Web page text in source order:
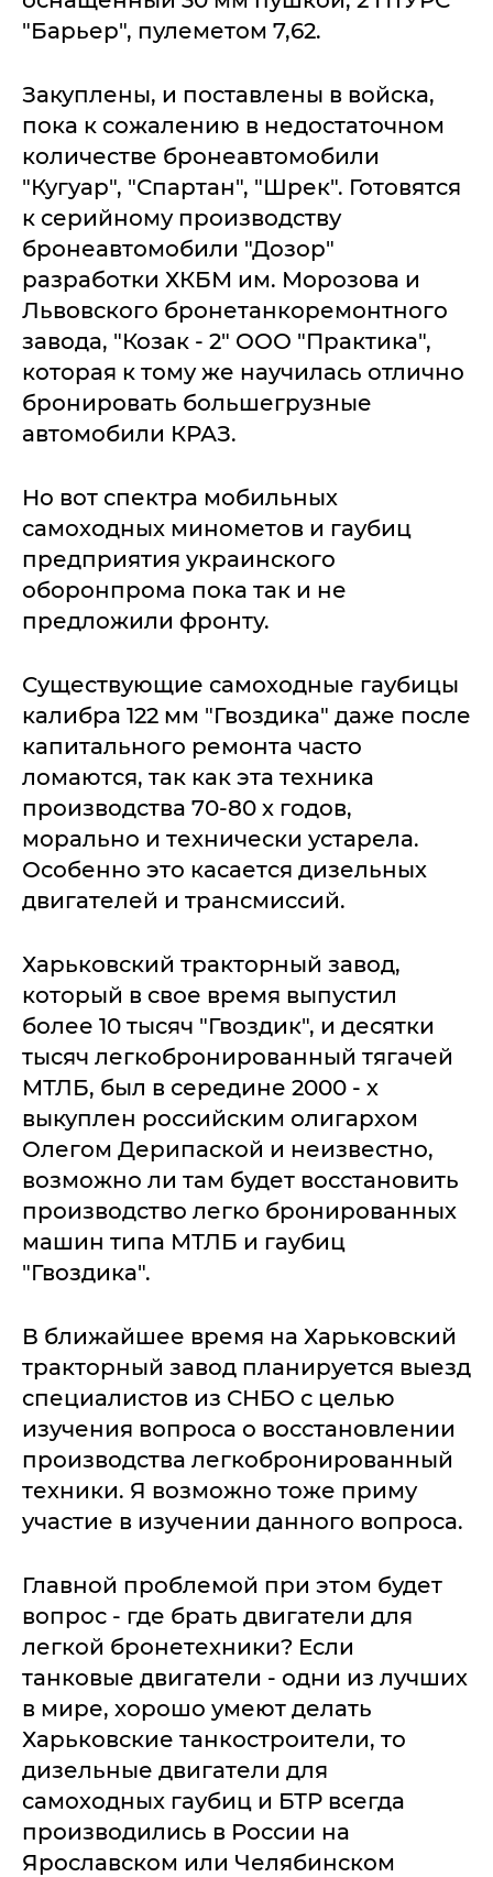
"Барьер", пулеметом 7,62.
Закуплены, и поставлены в войска,
пока к сожалению в недостаточном
количестве бронеавтомобили
"Кугуар", "Спартан", "Шрек". Готовятся
к серийному производству
бронеавтомобили "Дозор"
разработки ХКБМ им. Морозова и
Львовского бронетанкоремонтного
завода, "Козак - 2" ООО "Практика",
которая к тому же научилась отлично
бронировать большегрузные
автомобили КРАЗ.
Но вот спектра мобильных
самоходных минометов и гаубиц
предприятия украинского
оборонпрома пока так и не
предложили фронту.
Существующие самоходные гаубицы
калибра 122 мм "Гвоздика" даже после
капитального ремонта часто
ломаются, так как эта техника
производства 70-80 х годов,
морально и технически устарела.
Особенно это касается дизельных
двигателей и трансмиссий.
Харьковский тракторный завод,
который в свое время выпустил
более 10 тысяч "Гвоздик", и десятки
тысяч легкобронированный тягачей
МТЛБ, был в середине 2000 - х
выкуплен российским олигархом
Олегом Дерипаской и неизвестно,
возможно ли там будет восстановить
производство легко бронированных
машин типа МТЛБ и гаубиц
"Гвоздика".
В ближайшее время на Харьковский
тракторный завод планируется выезд
специалистов из СНБО с целью
изучения вопроса о восстановлении
производства легкобронированный
техники. Я возможно тоже приму
участие в изучении данного вопроса.
Главной проблемой при этом будет
вопрос - где брать двигатели для
легкой бронетехники? Если
танковые двигатели - одни из лучших
в мире, хорошо умеют делать
Харьковские танкостроители, то
дизельные двигатели для
самоходных гаубиц и БТР всегда
производились в России на
Ярославском или Челябинском